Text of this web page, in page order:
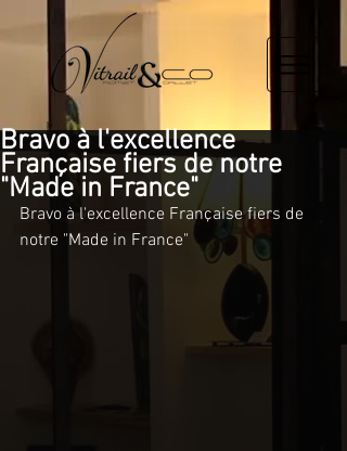
Bravo à l'excellence
Française fiers de notre
"Made in France"
Bravo à l'excellence Française fiers de
notre "Made in France"